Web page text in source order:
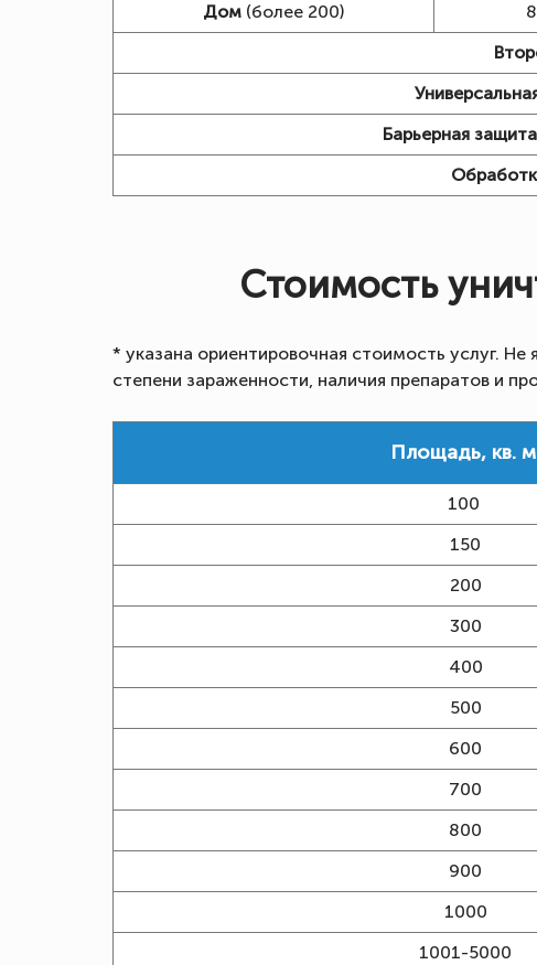
Дом (более 200)
Барьерная
Стоимость
* указана ориентировочная стоимость услуг.
степени зараженности, наличия препаратов и
Площадь, кв.
100
150
200
300
400
500
600
700
800
900
1000
1001-5000